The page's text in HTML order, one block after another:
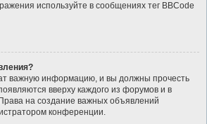
используйте в сообщениях тег BBCode
важную информацию, и вы должны прочесть
вверху каждого из форумов и в
на создание важных объявлений
конференции.